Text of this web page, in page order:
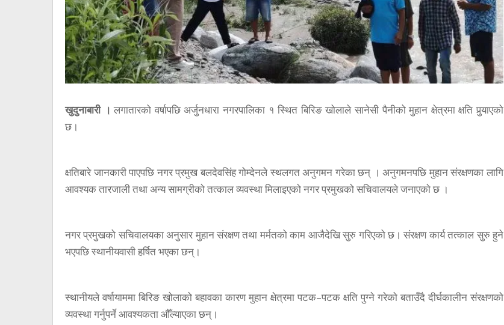
खुदुनाबारी । लगातारको वर्षापछि अर्जुनधारा नगरपालिका १ स्थित बिरिङ खोलाले सानेसी पैनीको मुहान क्षेत्रमा क्षति पुर्‍याएको
छ।
क्षतिबारे जानकारी पाएपछि नगर प्रमुख बलदेवसिंह गोम्देनले स्थलगत अनुगमन गरेका छन् । अनुगमनपछि मुहान संरक्षणका लागि
आवश्यक तारजाली तथा अन्य सामग्रीको तत्काल व्यवस्था मिलाइएको नगर प्रमुखको सचिवालयले जनाएको छ ।
नगर प्रमुखको सचिवालयका अनुसार मुहान संरक्षण तथा मर्मतको काम आजैदेखि सुरु गरिएको छ। संरक्षण कार्य तत्काल सुरु हुने
भएपछि स्थानीयवासी हर्षित भएका छन्।
स्थानीयले वर्षायाममा बिरिङ खोलाको बहावका कारण मुहान क्षेत्रमा पटक–पटक क्षति पुग्ने गरेको बताउँदै दीर्घकालीन संरक्षणको
व्यवस्था गर्नुपर्ने आवश्यकता औँल्याएका छन्।